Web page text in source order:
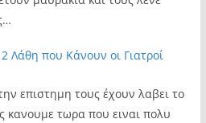
Λάθη που Κάνουν οι Γιατροί
επιστημη τους έχουν λαβει το
κανουμε τωρα που ειναι πολυ